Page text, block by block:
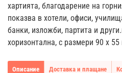
хартията, благодарение на
показва в хотели, офиси,
банки, изложби, партита и
хоризонтална, с размери 90 x 55
Описание Доставка и плащане